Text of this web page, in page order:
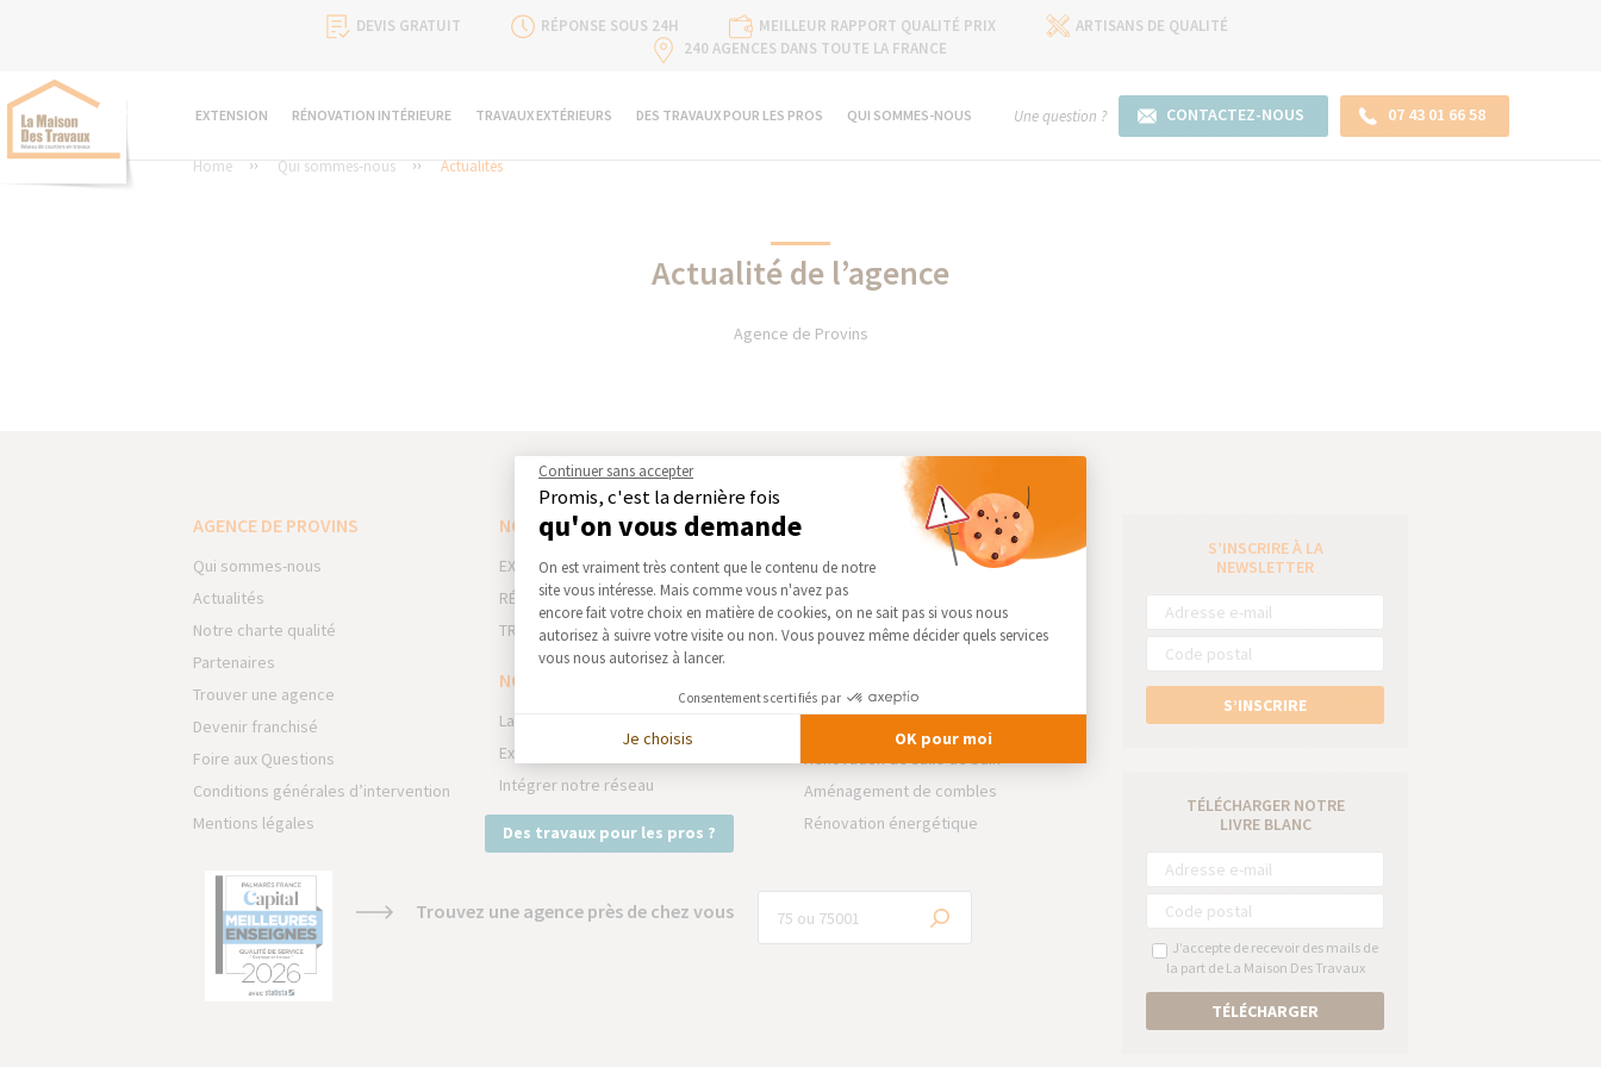
DEVIS GRATUIT RÉPONSE SOUS 24H MEILLEUR RAPPORT QUALITÉ PRIX
ARTISANS DE QUALITÉ
240 AGENCES DANS TOUTE LA FRANCE
EXTENSION RÉNOVATION INTÉRIEURE TRAVAUX EXTÉRIEURS DES TRAVAUX POUR LES PROS QUI SOMMES-NOUS Une question ? CONTACTEZ-NOUS 07 43 01 66 58
Home Qui sommes-nous Actualités
Actualité de l’agence
Agence de Provins
AGENCE DE PROVINS
Qui sommes-nous
Actualités
Notre charte qualité
Partenaires
Trouver une agence
Devenir franchisé
Foire aux Questions
Conditions générales d’intervention
Mentions légales
NOS DOMAINES D’INTERVENTION
EXTENSION
RÉNOVATION INTÉRIEURE
TRAVAUX EXTÉRIEURS
NOS PARTENAIRES
La Maison des Architectes
Expert Bricolage
Intégrer notre réseau
Des travaux pour les pros ?
NOS GUIDES THÉMATIQUES
Rénovation de résidence secondaire
Rénovation de Maison
Rénovation d'appartement
Construction de véranda
Rénovation de salle de bain
Aménagement de combles
Rénovation énergétique
Trouvez une agence près de chez vous
S’INSCRIRE À LA
NEWSLETTER
S’INSCRIRE
TÉLÉCHARGER NOTRE
LIVRE BLANC
J’accepte de recevoir des mails de
la part de La Maison Des Travaux
TÉLÉCHARGER
Continuer sans accepter
Promis, c'est la dernière fois
qu'on vous demande
Plateforme de Gestion du Consentement : Personnalisez vos Options
On est vraiment très content que le contenu de notre
site vous intéresse. Mais comme vous n'avez pas
encore fait votre choix en matière de cookies, on ne sait pas si vous nous
autorisez à suivre votre visite ou non. Vous pouvez même décider quels services
vous nous autorisez à lancer.
Consentements certifiés par
Je choisis OK pour moi
Axeptio consent